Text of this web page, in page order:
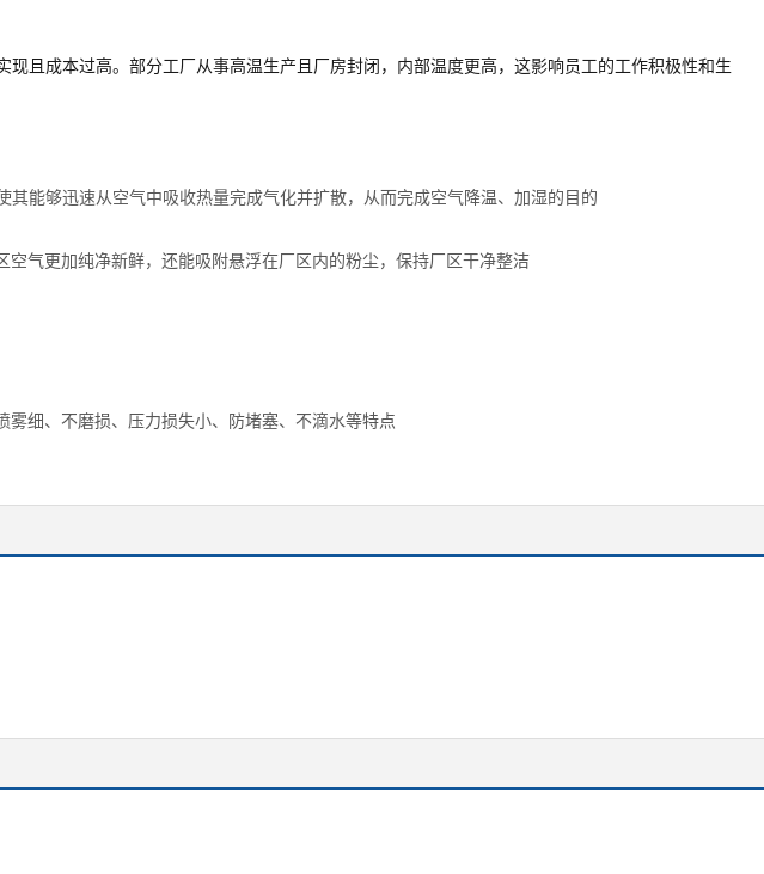
且成本过高。部分工厂从事高温生产且厂房封闭，内部温度更高，这影响员工的工作积极性和生
能够迅速从空气中吸收热量完成气化并扩散，从而完成空气降温、加湿的目的
更加纯净新鲜，还能吸附悬浮在厂区内的粉尘，保持厂区干净整洁
细、不磨损、压力损失小、防堵塞、不滴水等特点